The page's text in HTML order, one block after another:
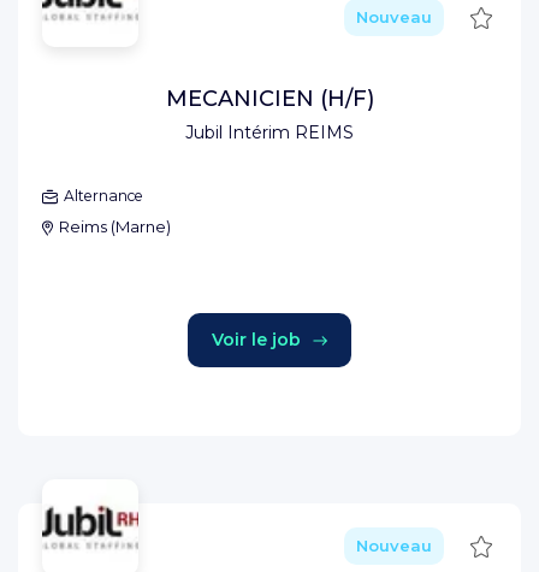
Jubil Intérim REIMS
Nouveau
MECANICIEN (H/F)
Alternance
Reims (Marne)
Voir le job
Nouveau